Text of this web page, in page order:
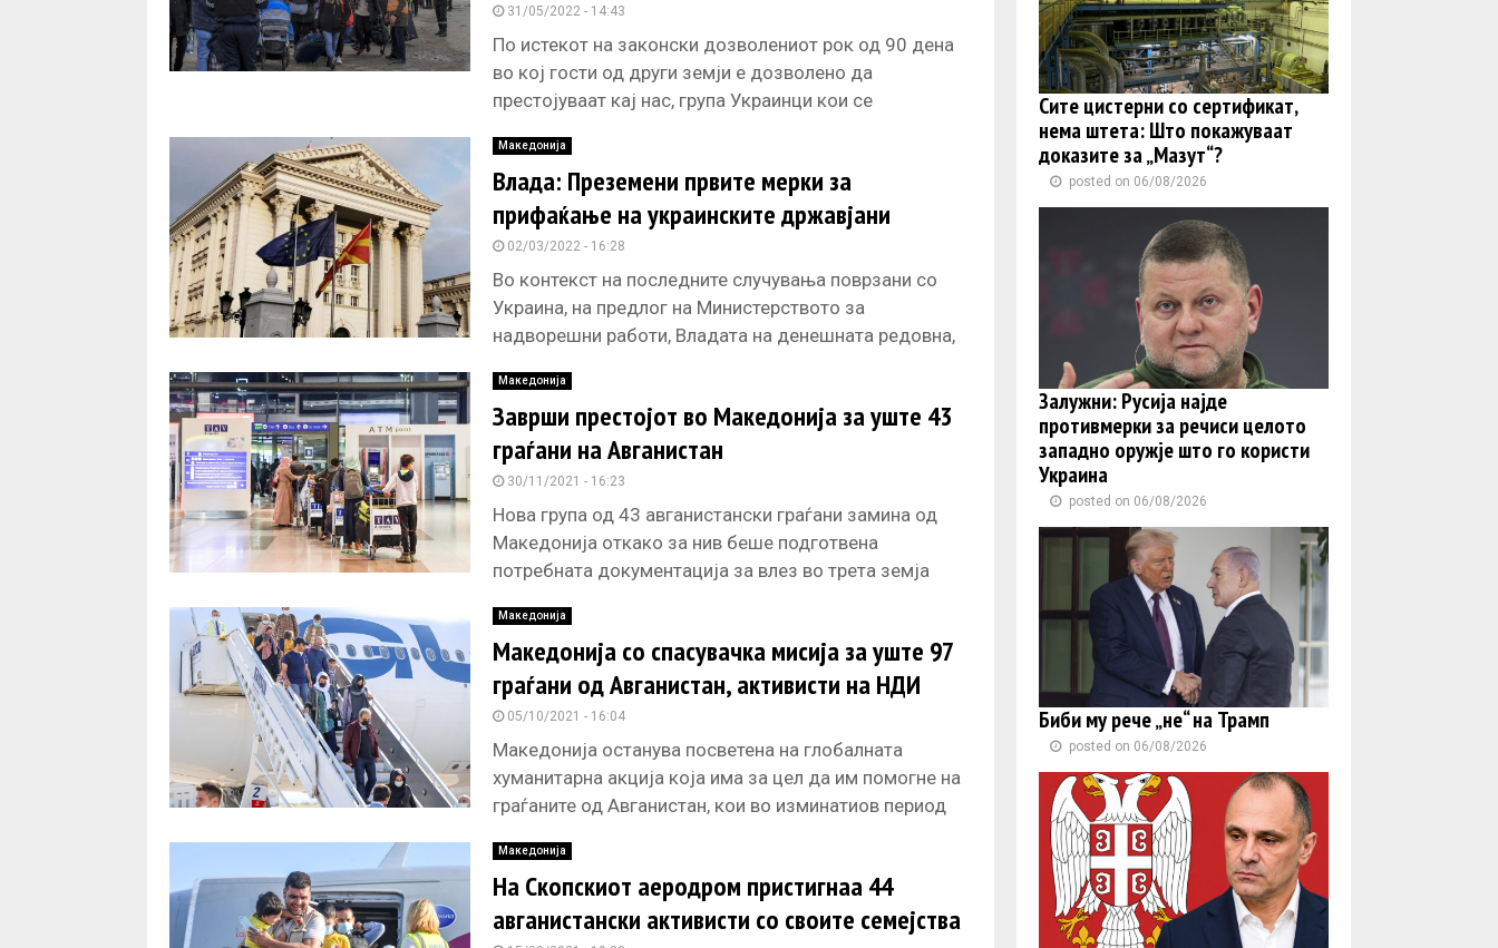
31/05/2022 - 14:43
По истекот на законски дозволениот рок од 90 дена
во кој гости од други земји е дозволено да
престојуваат кај нас, група Украинци кои се
Македонија
Влада: Преземени првите мерки за
прифаќање на украинските државјани
02/03/2022 - 16:28
Во контекст на последните случувања поврзани со
Украина, на предлог на Министерството за
надворешни работи, Владата на денешната редовна,
Македонија
Заврши престојот во Македонија за уште 43
граѓани на Авганистан
30/11/2021 - 16:23
Нова група од 43 авганистански граѓани замина од
Македонија откако за нив беше подготвена
потребната документација за влез во трета земја
Македонија
Македонија со спасувачка мисија за уште 97
граѓани од Авганистан, активисти на НДИ
05/10/2021 - 16:04
Македонија останува посветена на глобалната
хуманитарна акција која има за цел да им помогне на
граѓаните од Авганистан, кои во изминатиов период
Македонија
На Скопскиот аеродром пристигнаа 44
авганистански активисти со своите семејства
Сите цистерни со сертификат,
нема штета: Што покажуваат
доказите за „Мазут“?
posted on 06/08/2026
Залужни: Русија најде
противмерки за речиси целото
западно оружје што го користи
Украина
posted on 06/08/2026
Биби му рече „не“ на Трамп
posted on 06/08/2026